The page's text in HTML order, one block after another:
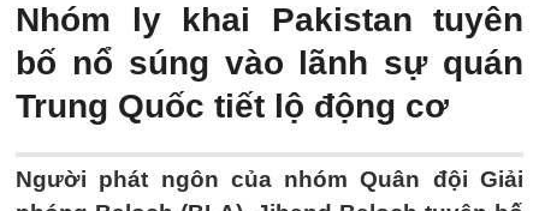
Nhóm ly khai Pakistan tuyên
bố nổ súng vào lãnh sự quán
Trung Quốc tiết lộ động cơ
Người phát ngôn của nhóm Quân đội Giải